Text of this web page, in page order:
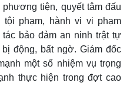
Thị trường
Giá vàng
Tiêu dùng
Tỷ giá
Chứng khoán
Giá cà phê
tiện, quyết tâm đấu
phạm, hành vi vi phạm
bảo đảm an ninh trật tự
động, bất ngờ. Giám đốc
một số nhiệm vụ trọng
thực hiện trong đợt cao